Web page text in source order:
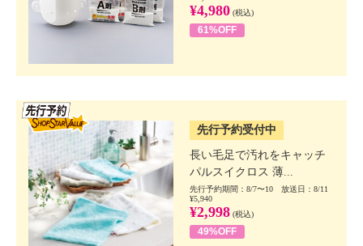
¥4,980 (税込)
61%OFF
先行予約受付中
長い毛足で汚れをキャッチ
パルスイクロス 薄...
先行予約期間：8/7〜10 放送日：8/11
¥5,940
¥2,998 (税込)
49%OFF